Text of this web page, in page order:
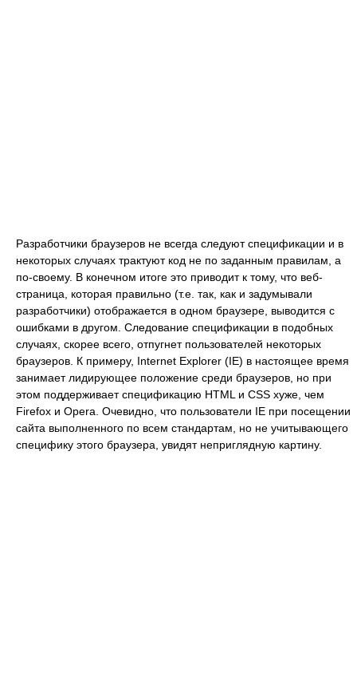
Разработчики браузеров не всегда следуют спецификации и в
некоторых случаях трактуют код не по заданным правилам, а
по-своему. В конечном итоге это приводит к тому, что веб-
страница, которая правильно (т.е. так, как и задумывали
разработчики) отображается в одном браузере, выводится с
ошибками в другом. Следование спецификации в подобных
случаях, скорее всего, отпугнет пользователей некоторых
браузеров. К примеру, Internet Explorer (IE) в настоящее время
занимает лидирующее положение среди браузеров, но при
этом поддерживает спецификацию HTML и CSS хуже, чем
Firefox и Opera. Очевидно, что пользователи IE при посещении
сайта выполненного по всем стандартам, но не учитывающего
специфику этого браузера, увидят неприглядную картину.